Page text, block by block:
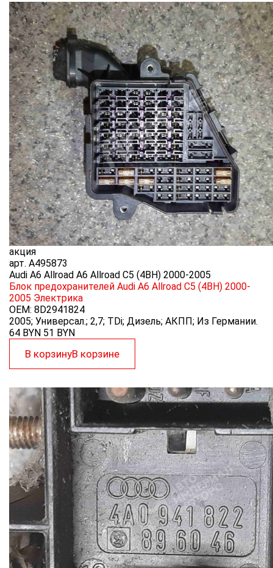
акция
арт. A495873
Audi A6 Allroad A6 Allroad C5 (4BH) 2000-2005
Блок предохранителей Audi A6 Allroad C5 (4BH) 2000-
2005 Электрика
OEM: 8D2941824
2005; Универсал.; 2,7; TDi; Дизель; АКПП; Из Германии.
64 BYN 51 BYN
В корзинуВ корзине